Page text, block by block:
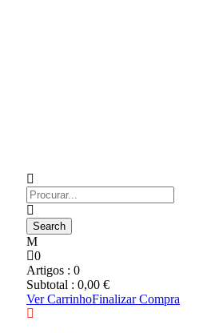
0
Artigos : 0
Subtotal : 0,00 €
Ver CarrinhoFinalizar Compra